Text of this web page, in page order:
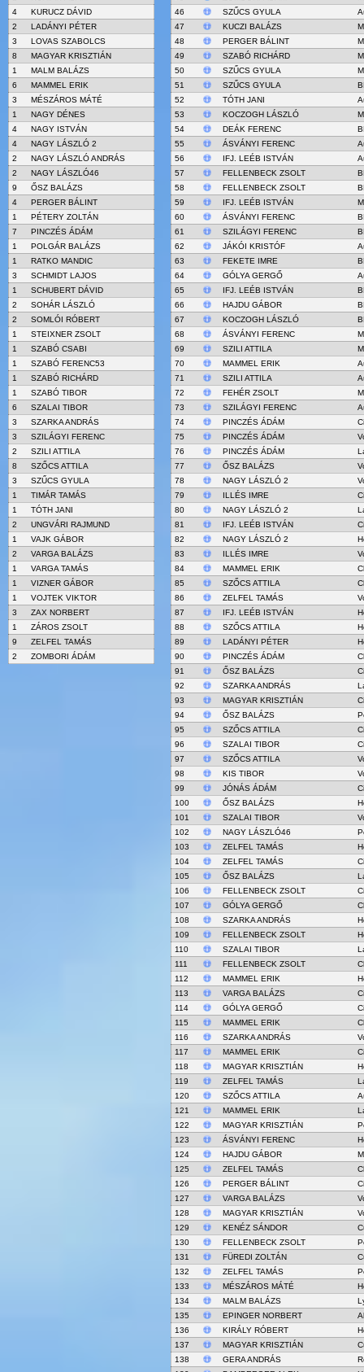
4
KURUCZ DÁVID
2
LADÁNYI PÉTER
3
LOVAS SZABOLCS
8
MAGYAR KRISZTIÁN
1
MALM BALÁZS
6
MAMMEL ERIK
3
MÉSZÁROS MÁTÉ
1
NAGY DÉNES
4
NAGY ISTVÁN
4
NAGY LÁSZLÓ 2
2
NAGY LÁSZLÓ ANDRÁS
2
NAGY LÁSZLÓ46
9
ŐSZ BALÁZS
4
PERGER BÁLINT
1
PÉTERY ZOLTÁN
7
PINCZÉS ÁDÁM
1
POLGÁR BALÁZS
1
RATKO MANDIC
3
SCHMIDT LAJOS
1
SCHUBERT DÁVID
2
SOHÁR LÁSZLÓ
2
SOMLÓI RÓBERT
1
STEIXNER ZSOLT
1
SZABÓ CSABI
1
SZABÓ FERENC53
1
SZABÓ RICHÁRD
1
SZABÓ TIBOR
6
SZALAI TIBOR
3
SZARKA ANDRÁS
3
SZILÁGYI FERENC
2
SZILI ATTILA
8
SZŐCS ATTILA
3
SZŰCS GYULA
1
TIMÁR TAMÁS
1
TÓTH JANI
2
UNGVÁRI RAJMUND
1
VAJK GÁBOR
2
VARGA BALÁZS
1
VARGA TAMÁS
1
VIZNER GÁBOR
1
VOJTEK VIKTOR
3
ZAX NORBERT
1
ZÁROS ZSOLT
9
ZELFEL TAMÁS
2
ZOMBORI ÁDÁM
46
SZŰCS GYULA
47
KUCZI BALÁZS
48
PERGER BÁLINT
49
SZABÓ RICHÁRD
50
SZŰCS GYULA
51
SZŰCS GYULA
52
TÓTH JANI
53
KOCZOGH LÁSZLÓ
54
DEÁK FERENC
55
ÁSVÁNYI FERENC
56
IFJ. LEÉB ISTVÁN
57
FELLENBECK ZSOLT
58
FELLENBECK ZSOLT
59
IFJ. LEÉB ISTVÁN
60
ÁSVÁNYI FERENC
61
SZILÁGYI FERENC
62
JÁKÓI KRISTÓF
63
FEKETE IMRE
64
GÓLYA GERGŐ
65
IFJ. LEÉB ISTVÁN
66
HAJDU GÁBOR
67
KOCZOGH LÁSZLÓ
68
ÁSVÁNYI FERENC
69
SZILI ATTILA
70
MAMMEL ERIK
71
SZILI ATTILA
72
FEHÉR ZSOLT
73
SZILÁGYI FERENC
74
PINCZÉS ÁDÁM
75
PINCZÉS ÁDÁM
76
PINCZÉS ÁDÁM
77
ŐSZ BALÁZS
78
NAGY LÁSZLÓ 2
79
ILLÉS IMRE
80
NAGY LÁSZLÓ 2
81
IFJ. LEÉB ISTVÁN
82
NAGY LÁSZLÓ 2
83
ILLÉS IMRE
84
MAMMEL ERIK
85
SZŐCS ATTILA
86
ZELFEL TAMÁS
87
IFJ. LEÉB ISTVÁN
88
SZŐCS ATTILA
89
LADÁNYI PÉTER
90
PINCZÉS ÁDÁM
91
ŐSZ BALÁZS
92
SZARKA ANDRÁS
93
MAGYAR KRISZTIÁN
94
ŐSZ BALÁZS
95
SZŐCS ATTILA
96
SZALAI TIBOR
97
SZŐCS ATTILA
98
KIS TIBOR
99
JÓNÁS ÁDÁM
100
ŐSZ BALÁZS
101
SZALAI TIBOR
102
NAGY LÁSZLÓ46
103
ZELFEL TAMÁS
104
ZELFEL TAMÁS
105
ŐSZ BALÁZS
106
FELLENBECK ZSOLT
107
GÓLYA GERGŐ
108
SZARKA ANDRÁS
109
FELLENBECK ZSOLT
110
SZALAI TIBOR
111
FELLENBECK ZSOLT
112
MAMMEL ERIK
113
VARGA BALÁZS
114
GÓLYA GERGŐ
115
MAMMEL ERIK
116
SZARKA ANDRÁS
117
MAMMEL ERIK
118
MAGYAR KRISZTIÁN
119
ZELFEL TAMÁS
120
SZŐCS ATTILA
121
MAMMEL ERIK
122
MAGYAR KRISZTIÁN
123
ÁSVÁNYI FERENC
124
HAJDU GÁBOR
125
ZELFEL TAMÁS
126
PERGER BÁLINT
127
VARGA BALÁZS
128
MAGYAR KRISZTIÁN
129
KENÉZ SÁNDOR
130
FELLENBECK ZSOLT
131
FÜREDI ZOLTÁN
132
ZELFEL TAMÁS
133
MÉSZÁROS MÁTÉ
134
MALM BALÁZS
135
EPINGER NORBERT
136
KIRÁLY RÓBERT
137
MAGYAR KRISZTIÁN
138
GERA ANDRÁS